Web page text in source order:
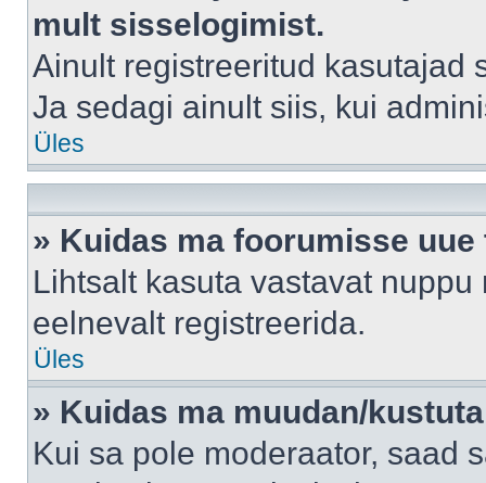
mult sisselogimist.
Ainult registreeritud kasutajad
Ja sedagi ainult siis, kui
Üles
» Kuidas ma foorumisse uue
Lihtsalt kasuta vastavat
eelnevalt registreerida.
Üles
» Kuidas ma muudan/
Kui sa pole moderaator, saad